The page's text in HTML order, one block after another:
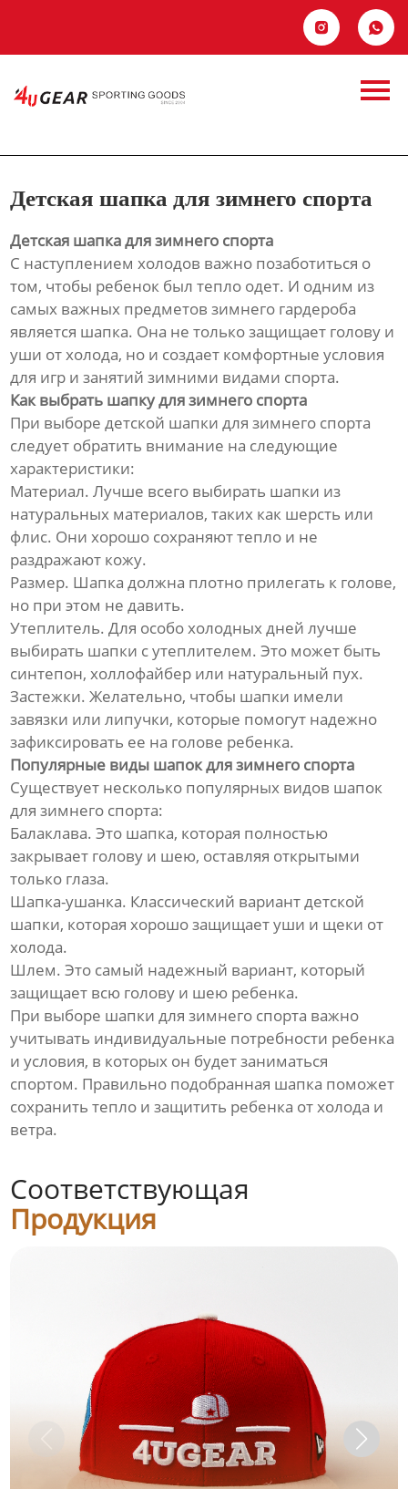
 
Контакты
Детская шапка для зимнего спорта
Детская шапка для зимнего спорта
С наступлением холодов важно позаботиться о
том, чтобы ребенок был тепло одет. И одним из
самых важных предметов зимнего гардероба
является шапка. Она не только защищает голову и
уши от холода, но и создает комфортные условия
для игр и занятий зимними видами спорта.
Как выбрать шапку для зимнего спорта
При выборе детской шапки для зимнего спорта
следует обратить внимание на следующие
характеристики:
Материал. Лучше всего выбирать шапки из
натуральных материалов, таких как шерсть или
флис. Они хорошо сохраняют тепло и не
раздражают кожу.
Размер. Шапка должна плотно прилегать к голове,
но при этом не давить.
Утеплитель. Для особо холодных дней лучше
выбирать шапки с утеплителем. Это может быть
синтепон, холлофайбер или натуральный пух.
Застежки. Желательно, чтобы шапки имели
завязки или липучки, которые помогут надежно
зафиксировать ее на голове ребенка.
Популярные виды шапок для зимнего спорта
Существует несколько популярных видов шапок
для зимнего спорта:
Балаклава. Это шапка, которая полностью
закрывает голову и шею, оставляя открытыми
только глаза.
Шапка-ушанка. Классический вариант детской
шапки, которая хорошо защищает уши и щеки от
холода.
Шлем. Это самый надежный вариант, который
защищает всю голову и шею ребенка.
При выборе шапки для зимнего спорта важно
учитывать индивидуальные потребности ребенка
и условия, в которых он будет заниматься
спортом. Правильно подобранная шапка поможет
сохранить тепло и защитить ребенка от холода и
ветра.
Соответствующая
Продукция